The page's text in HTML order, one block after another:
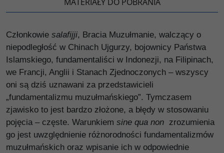
Członkowie salafijji, Bracia Muzułmanie, walczący o
niepodległość w Chinach Ujgurzy, bojownicy Państwa
Islamskiego, fundamentaliści w Indonezji, na Filipinach,
we Francji, Anglii i Stanach Zjednoczonych – wszyscy
oni są dziś uznawani za przedstawicieli
„fundamentalizmu muzułmańskiego”. Tymczasem
zjawisko to jest bardzo złożone, a błędy w stosowaniu
pojęcia – częste. Warunkiem sine qua non zrozumienia
go jest uwzględnienie różnorodności fundamentalizmów
muzułmańskich oraz wpisanie ich w odpowiednie